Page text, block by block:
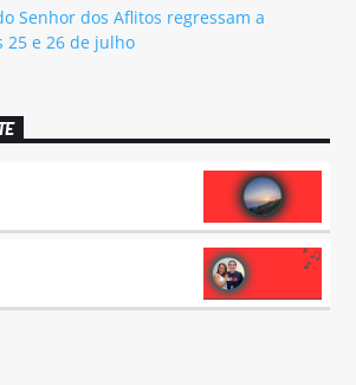
Senhor dos Aflitos regressam a
25 e 26 de julho